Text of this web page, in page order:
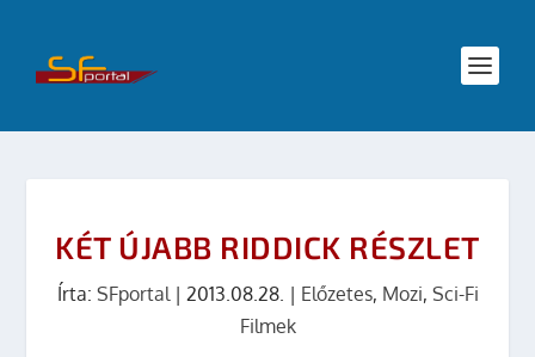
KÉT ÚJABB RIDDICK RÉSZLET
Írta: SFportal| 2013.08.28. | Előzetes, Mozi, Sci-Fi
Filmek